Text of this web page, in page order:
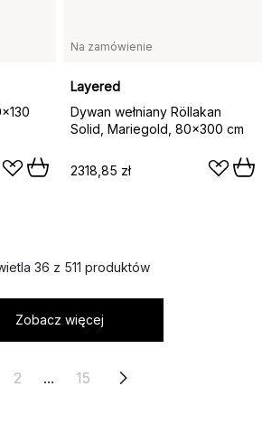
Na zamówienie
Layered
Dywan wełniany Röllakan
Solid, Mariegold, 80x300 cm
2318,85 zł
36 z 511 produktów
Zobacz więcej
2 ... 15